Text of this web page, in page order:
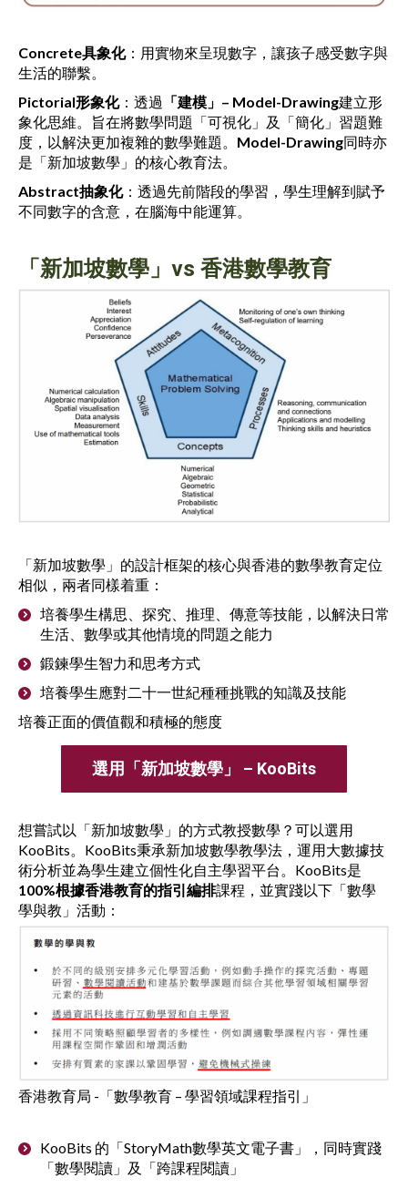
Concrete具象化：用實物來呈現數字，讓孩子感受數字與
生活的聯繫。
Pictorial形象化：透過 「建模」 – Model-Drawing建立形
象化思維。旨在將數學問題「可視化」及「簡化」習題難
度，以解決更加複雜的數學難題。 Model-Drawing同時亦
是「新加坡數學」的核心教育法。
Abstract抽象化：透過先前階段的學習，學生理解到賦予
不同數字的含意，在腦海中能運算。
「新加坡數學」vs 香港數學教育
「新加坡數學」的設計框架的核心與香港的數學教育定位
相似，兩者同樣着重：
培養學生構思、探究、推理、傳意等技能，以解決日常
生活、數學或其他情境的問題之能力
鍛鍊學生智力和思考方式
培養學生應對二十一世紀種種挑戰的知識及技能
培養正面的價值觀和積極的態度
選用「新加坡數學」 – KooBits
想嘗試以「新加坡數學」的方式教授數學？可以選用
KooBits。KooBits秉承新加坡數學教學法，運用大數據技
術分析並為學生建立個性化自主學習平台。KooBits是
100%根據香港教育的指引編排課程，並實踐以下「數學
學與教」活動：
香港教育局 -「數學教育 – 學習領域課程指引」
KooBits 的「StoryMath數學英文電子書」，同時實踐
「數學閱讀」及「跨課程閱讀」